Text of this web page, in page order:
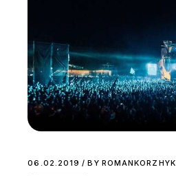
06.02.2019 BY ROMANKORZHYK